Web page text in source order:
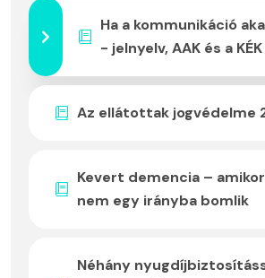
Ha a kommunikáció
- jelnyelv, AAK és a KÉK
Az ellátottak jogvédelme
Kevert demencia –
nem egy irányba bomlik
Néhány